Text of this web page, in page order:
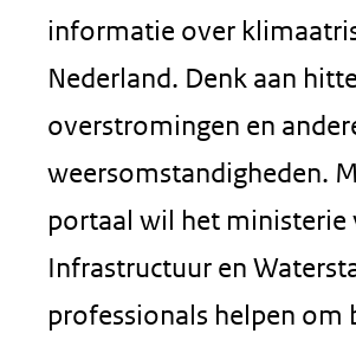
informatie over
Nederland. Denk aan
overstromingen en
weersomstandigheden.
portaal wil het ministerie
Infrastructuur en
professionals helpen om